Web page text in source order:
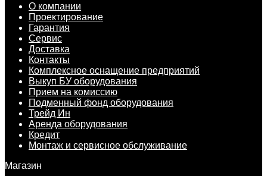
О компании
Проектирование
Гарантия
Сервис
Доставка
Контакты
Комплексное оснащение предприятий
Выкуп БУ оборудования
Прием на комиссию
Подменный фонд оборудования
Трейд Ин
Аренда оборудования
Кредит
Монтаж и сервисное обслуживание
Магазин